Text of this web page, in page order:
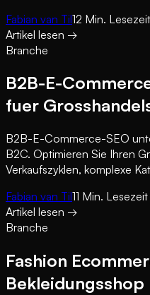
Fabian van Til12 Min. Lesezeit
Artikel lesen →
Branche
B2B-E-
fuer
B2B-E-Commerce-SEO
B2C. Optimieren Sie Ihren
Verkaufszyklen, komplexe
Fabian van Til11 Min. Lesezeit
Artikel lesen →
Branche
Fashion
Bekleidungsshop